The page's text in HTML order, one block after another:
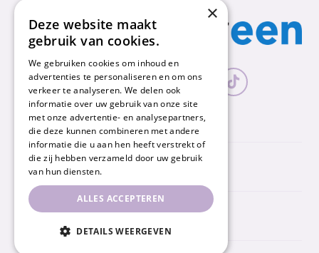
Nummereen
Snel naar
×
Deze website maakt
gebruik van cookies.
We gebruiken cookies om inhoud en
advertenties te personaliseren en om ons
verkeer te analyseren. We delen ook
informatie over uw gebruik van onze site
met onze advertentie- en analysepartners,
die deze kunnen combineren met andere
informatie die u aan hen heeft verstrekt of
die zij hebben verzameld door uw gebruik
van hun diensten.
ALLES ACCEPTEREN
DETAILS WEERGEVEN